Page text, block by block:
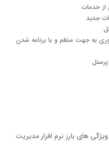
خدمات
جدید
به جهت منظم و با برنامه شدن